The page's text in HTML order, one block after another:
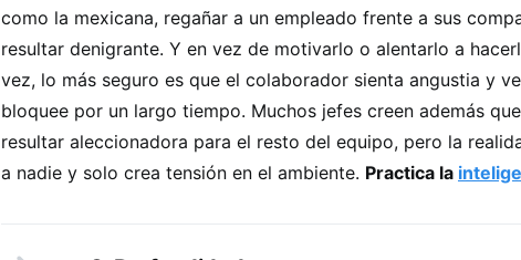
como la mexicana, regañar a un empleado frente a sus
resultar denigrante. Y en vez de motivarlo o alentarlo a
vez, lo más seguro es que el colaborador sienta angustia y
bloquee por un largo tiempo. Muchos jefes creen además
resultar aleccionadora para el resto del equipo, pero la
a nadie y solo crea tensión en el ambiente. Practica la